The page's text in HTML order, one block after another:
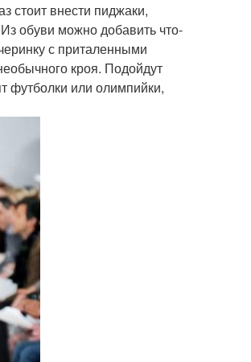
стоит внести пиджаки,
обуви можно добавить что-
с приталенными
кроя. Подойдут
футболки или олимпийки,